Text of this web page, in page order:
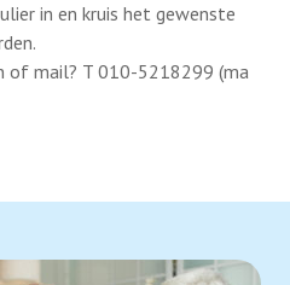
in en kruis het gewenste
mail? T 010-5218299 (ma